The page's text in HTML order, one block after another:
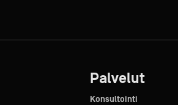
Palvelut
Konsultointi